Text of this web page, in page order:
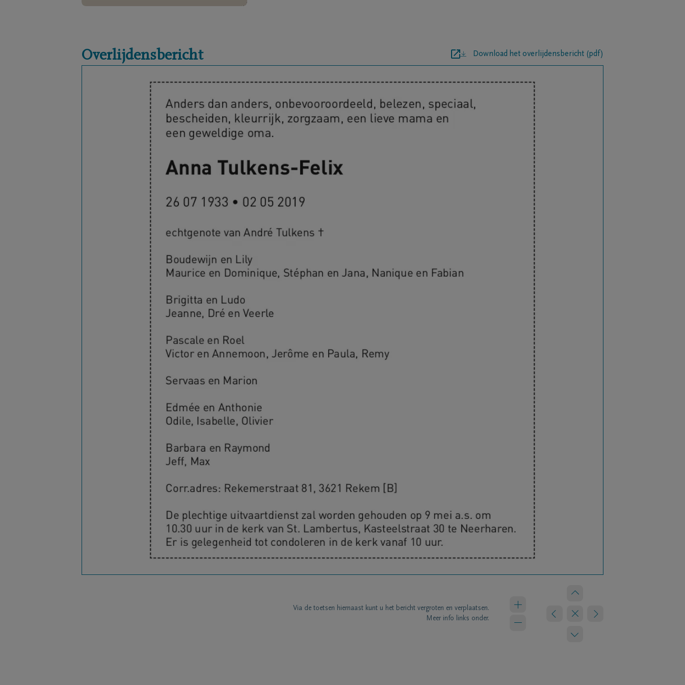
Overlijdensbericht Download het overlijdensbericht (pdf)
Via de toetsen hiernaast kunt u het bericht vergroten en verplaatsen.
Meer info links onder.